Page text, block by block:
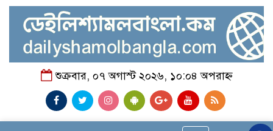
শুক্রবার, ০৭ অগাস্ট ২০২৬, ১০:০৪ অপরাহ্ন